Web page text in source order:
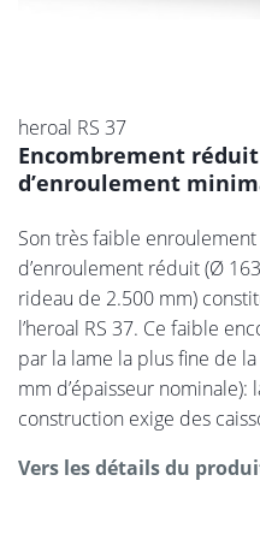
heroal RS 37
Encombrement
d’enroulement
Son très faible
d’enroulement réduit (Ø
rideau de 2.500 mm)
l’heroal RS 37. Ce faible
par la lame la plus fine de
mm d’épaisseur
construction exige des
Vers les détails du